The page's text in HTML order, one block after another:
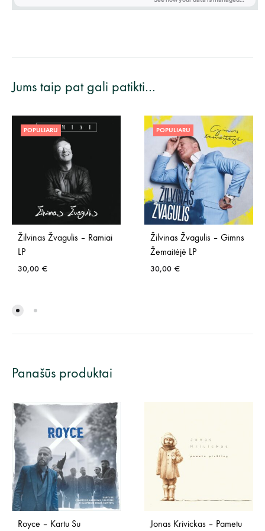
Jums taip pat gali patikti…
POPULIARU
Žilvinas Žvagulis – Ramiai
LP
30,00 €
POPULIARU
Žilvinas Žvagulis – Gimns
Žemaitėjė LP
30,00 €
Panašūs produktai
Royce – Kartu Su Jonas Krivickas – Pametu